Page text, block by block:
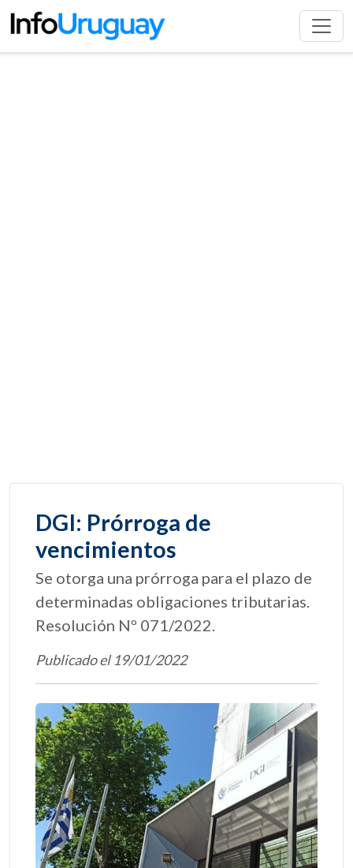
DGI: Prórroga de
vencimientos
Se otorga una prórroga para el plazo de
determinadas obligaciones tributarias.
Resolución Nº 071/2022.
Publicado el 19/01/2022